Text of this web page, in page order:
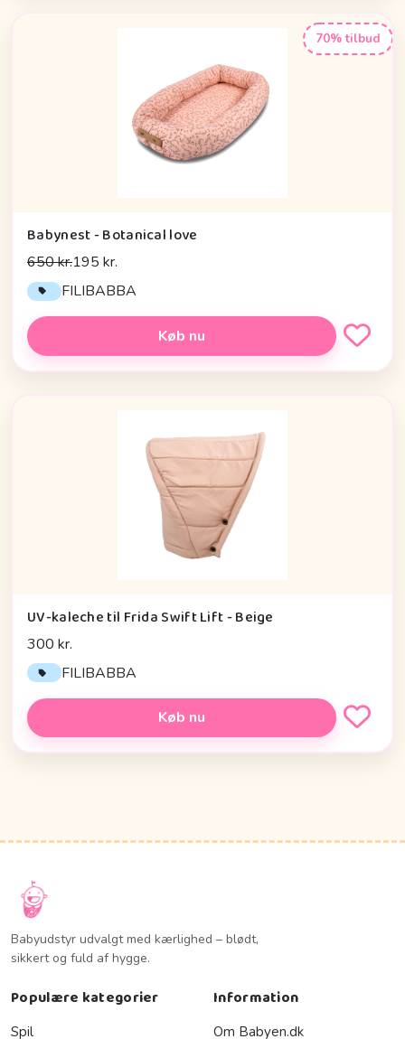
70% tilbud
Babynest - Botanical love
650 kr.195 kr.
FILIBABBA
Køb nu
UV-kaleche til Frida Swift Lift - Beige
300 kr.
FILIBABBA
Køb nu
Babyudstyr udvalgt med kærlighed – blødt,
sikkert og fuld af hygge.
Populære kategorier
Spil
Information
Om Babyen.dk